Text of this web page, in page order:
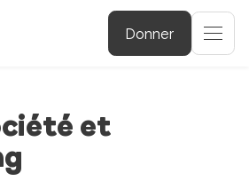
Donner
et